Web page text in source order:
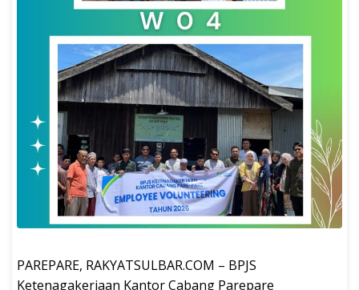
PAREPARE, RAKYATSULBAR.COM – BPJS
Ketenagakerjaan Kantor Cabang Parepare